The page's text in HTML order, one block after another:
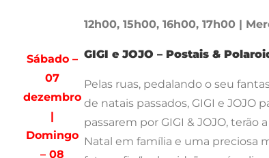
Sábado –
07
dezembro
|
Domingo
– 08
12h00, 15h00, 16h00, 17h00 |
GIGI e JOJO – Postais &
Pelas ruas, pedalando o seu
de natais passados, GIGI e JOJO
passarem por GIGI & JOJO,
Natal em família e uma preciosa